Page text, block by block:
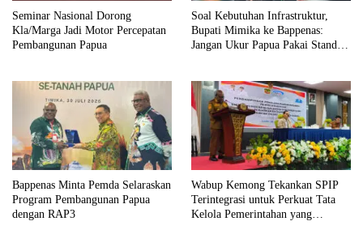
Seminar Nasional Dorong
Kla/Marga Jadi Motor Percepatan
Pembangunan Papua
Soal Kebutuhan Infrastruktur,
Bupati Mimika ke Bappenas:
Jangan Ukur Papua Pakai Standar
Bappenas Minta Pemda Selaraskan
Program Pembangunan Papua
dengan RAP3
Wabup Kemong Tekankan SPIP
Terintegrasi untuk Perkuat Tata
Kelola Pemerintahan yang